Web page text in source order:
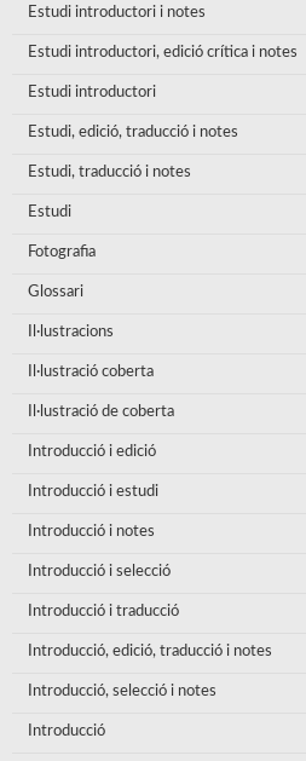
Estudi introductori i notes
Estudi introductori, edició crítica i notes
Estudi introductori
Estudi, edició, traducció i notes
Estudi, traducció i notes
Estudi
Fotografia
Glossari
Il·lustracions
Il·lustració coberta
Il·lustració de coberta
Introducció i edició
Introducció i estudi
Introducció i notes
Introducció i selecció
Introducció i traducció
Introducció, edició, traducció i notes
Introducció, selecció i notes
Introducció